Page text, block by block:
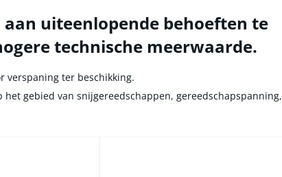
uiteenlopende behoeften te
technische meerwaarde.
verspaning ter beschikking.
gebied van snijgereedschappen, gereedschapspanning,